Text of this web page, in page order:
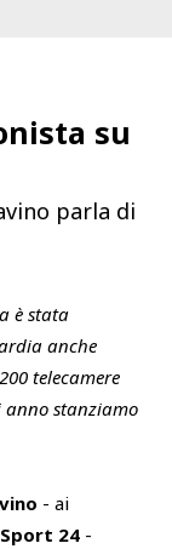
su
parla di
è stata
anche
telecamere
stanziamo
- ai
24 -